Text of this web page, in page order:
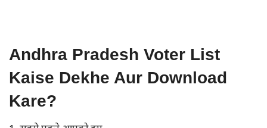
Andhra Pradesh Voter List
Kaise Dekhe Aur Download
Kare?